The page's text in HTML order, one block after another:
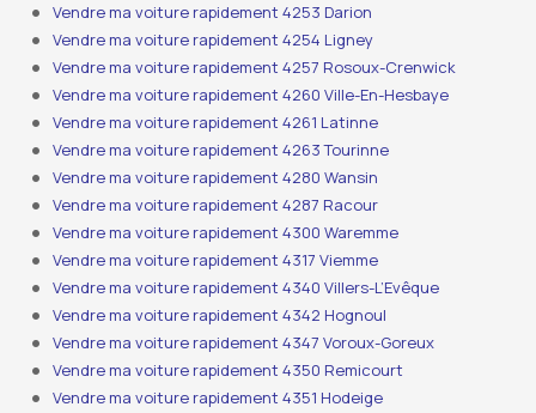
Vendre ma voiture rapidement 4253 Darion
Vendre ma voiture rapidement 4254 Ligney
Vendre ma voiture rapidement 4257 Rosoux-Crenwick
Vendre ma voiture rapidement 4260 Ville-En-Hesbaye
Vendre ma voiture rapidement 4261 Latinne
Vendre ma voiture rapidement 4263 Tourinne
Vendre ma voiture rapidement 4280 Wansin
Vendre ma voiture rapidement 4287 Racour
Vendre ma voiture rapidement 4300 Waremme
Vendre ma voiture rapidement 4317 Viemme
Vendre ma voiture rapidement 4340 Villers-L’Evêque
Vendre ma voiture rapidement 4342 Hognoul
Vendre ma voiture rapidement 4347 Voroux-Goreux
Vendre ma voiture rapidement 4350 Remicourt
Vendre ma voiture rapidement 4351 Hodeige